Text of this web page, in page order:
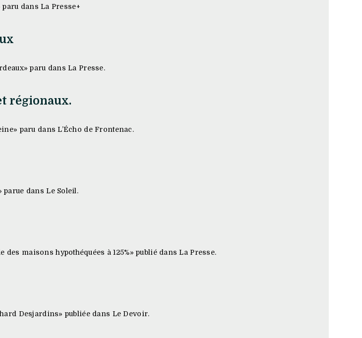
dans La Presse+
paru dans La Presse.
régionaux.
paru dans L’Écho de Frontenac.
dans Le Soleil.
maisons hypothéquées à 125%» publié dans La Presse.
Desjardins» publiée dans Le Devoir.